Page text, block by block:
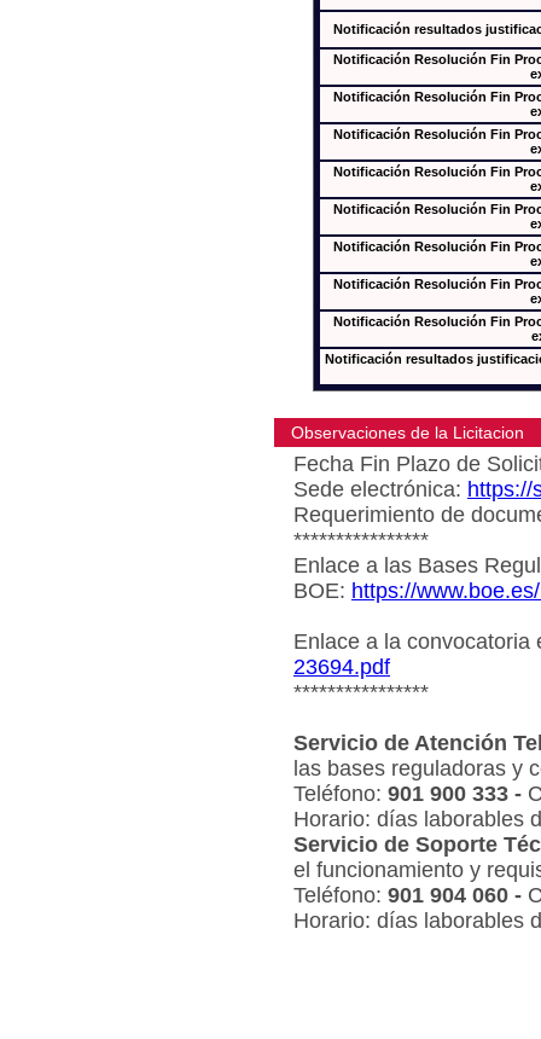
Notificación resultados
Notificación Resolución Fin
Notificación Resolución Fin
Notificación Resolución Fin
Notificación Resolución Fin
Notificación Resolución Fin
Notificación Resolución Fin
Notificación Resolución Fin
Notificación Resolución Fin
Notificación resultados
Observaciones de la Licitacion
Fecha Fin Plazo de
Sede electrónica: https://
Requerimiento de
****************
Enlace a las Bases
BOE: https://
Enlace a la
23694.pdf
****************
Servicio de Atención
las bases reguladoras y
Teléfono: 901 900 333 -
Horario: días laborables
Servicio de Soporte
el funcionamiento y
Teléfono: 901 904 060 -
Horario: días laborables